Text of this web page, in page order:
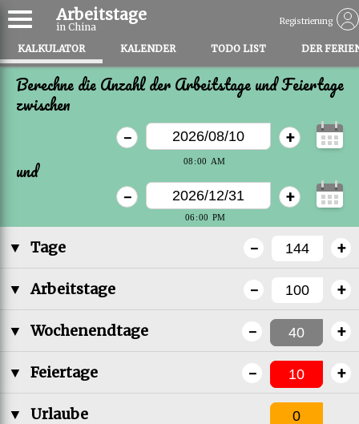
Arbeitstage
in China Registrierung
KALKULATOR KALENDER TODO LIST DER
Berechne die Anzahl der Arbeitstage und Feiertage
zwischen
+
-
und
+
-
▼ Tage +
-
▼ Arbeitstage +
-
▼ Wochenendtage +
-
▼ Feiertage +
-
▼ Urlaube